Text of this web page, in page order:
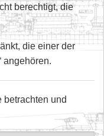
berechtigt, die
die einer der
angehören.
betrachten und